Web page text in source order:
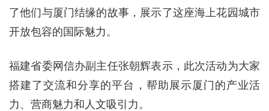
了他们与厦门结缘的故事，展示了这座海上花园城市
开放包容的国际魅力。
福建省委网信办副主任张朝辉表示，此次活动为大家
搭建了交流和分享的平台，帮助展示厦门的产业活
力、营商魅力和人文吸引力。